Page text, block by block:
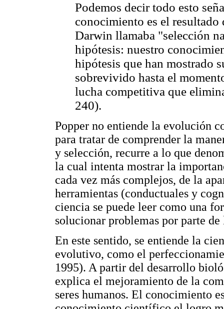
Podemos decir todo esto
conocimiento es el
Darwin llamaba "selección
hipótesis: nuestro
hipótesis que han mostrado
sobrevivido hasta el
lucha competitiva que
240).
Popper no entiende la evolución
para tratar de comprender la
y selección, recurre a lo que
la cual intenta mostrar la
cada vez más complejos, de la
herramientas (conductuales y
ciencia se puede leer como una
solucionar problemas por parte de
En este sentido, se entiende la
evolutivo, como el
1995). A partir del desarrollo
explica el mejoramiento de la
seres humanos. El conocimiento